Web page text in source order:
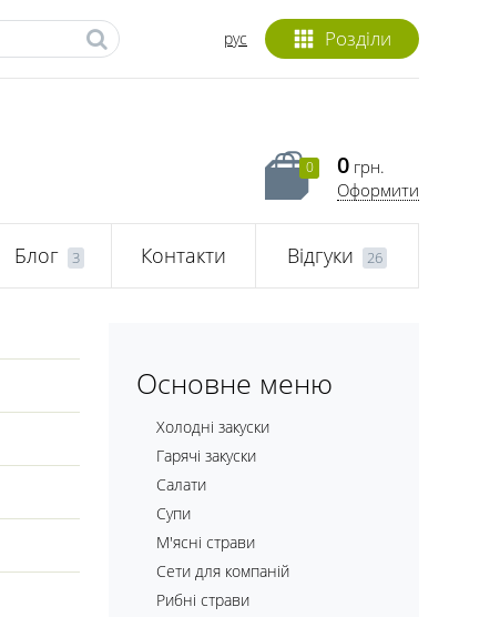
Розділи
рус
0 0 грн.
Оформити
Блог 3 Контакти Відгуки 26
Основне меню
Холодні закуски
Гарячі закуски
Салати
Супи
М'ясні страви
Сети для компаній
Рибні страви